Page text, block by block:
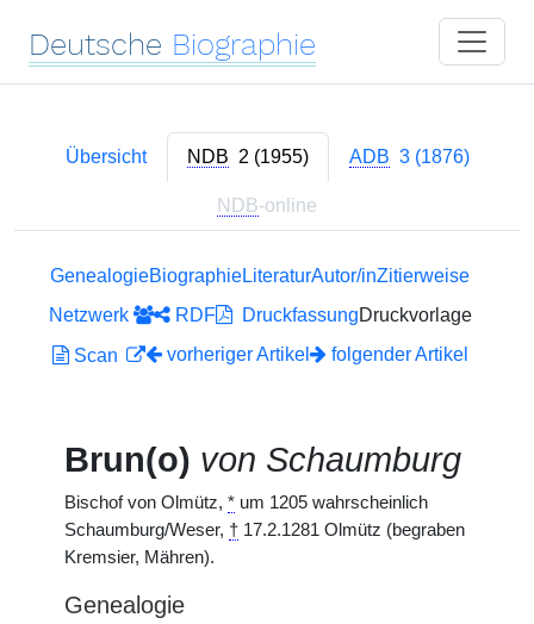
Deutsche Biographie
Übersicht NDB 2 (1955) ADB 3 (1876)
NDB-online
GenealogieBiographieLiteraturAutor/inZitierweise
Netzwerk
RDF DruckfassungDruckvorlage
Scan
vorheriger Artikel folgender Artikel
Brun(o) von Schaumburg
Bischof von Olmütz, * um 1205 wahrscheinlich
Schaumburg/Weser, † 17.2.1281 Olmütz (begraben
Kremsier, Mähren).
Genealogie